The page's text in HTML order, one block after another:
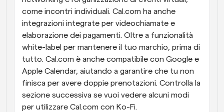
come incontri individuali. Cal.com ha anche
integrazioni integrate per videochiamate e
elaborazione dei pagamenti. Oltre a funzionalità
white-label per mantenere il tuo marchio, prima di
tutto. Cal.com è anche compatibile con Google e
Apple Calendar, aiutando a garantire che tu non
finisca per avere doppie prenotazioni. Controlla la
sezione successiva se vuoi vedere alcuni modi
per utilizzare Cal.com con Ko-Fi.